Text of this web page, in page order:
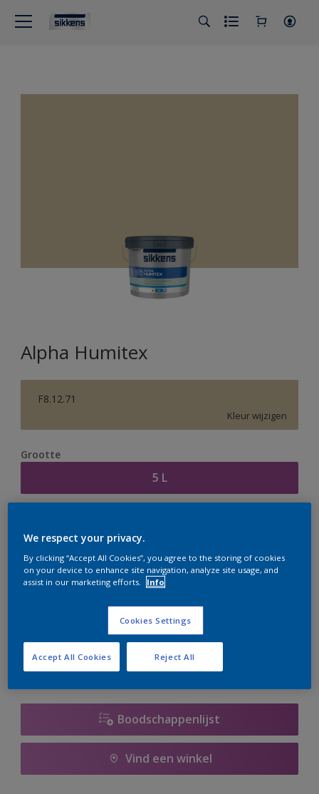
Alpha Humitex
F8.12.71
Kleur wijzigen
Grootte
5 L
er hard aan om de voorraad aan te vullen.
Boodschappenlijst
Vind een winkel
We respect your privacy.
By clicking “Accept All Cookies”, you agree to the storing of cookies
on your device to enhance site navigation, analyze site usage, and
assist in our marketing efforts.
Info
Cookies Settings
Reject All
Accept All Cookies